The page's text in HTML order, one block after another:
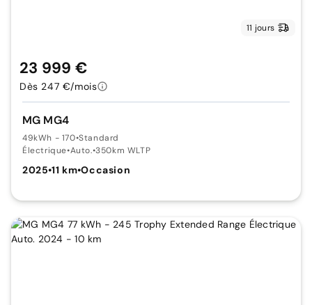
11 jours
MG MG4
49kWh - 170•Standard
Électrique•Auto.•350km WLTP
2025•11 km•Occasion
23 999 €
Dès 247 €/mois